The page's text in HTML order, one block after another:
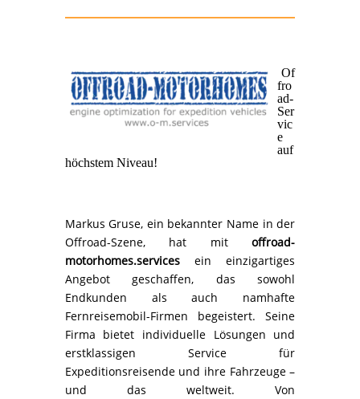
Of
fro
ad-
Ser
vic
e
auf
höchstem Niveau!
Markus Gruse, ein bekannter Name in der
Offroad-Szene, hat mitoffroad-
motorhomes.servicesein einzigartiges
Angebot geschaffen, das sowohl
Endkunden als auch namhafte
Fernreisemobil-Firmen begeistert. Seine
Firma bietet individuelle Lösungen und
erstklassigen Service für
Expeditionsreisende und ihre Fahrzeuge –
und das weltweit. Von